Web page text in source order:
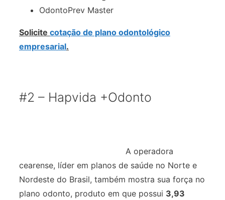
OdontoPrev Master
Solicite cotação de plano odontológico
empresarial.
#2 – Hapvida +Odonto
A operadora
cearense, líder em planos de saúde no Norte e
Nordeste do Brasil, também mostra sua força no
plano odonto, produto em que possui 3,93